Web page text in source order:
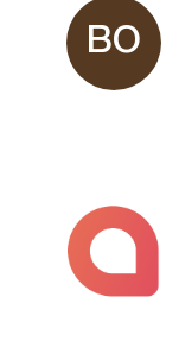
BO